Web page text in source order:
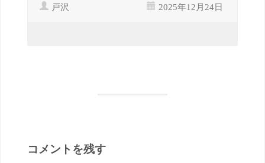
戸沢 2025年12月24日
コメントを残す